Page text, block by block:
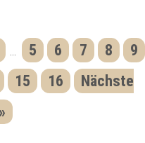
5 6 7 8
9
15 16
Nächste